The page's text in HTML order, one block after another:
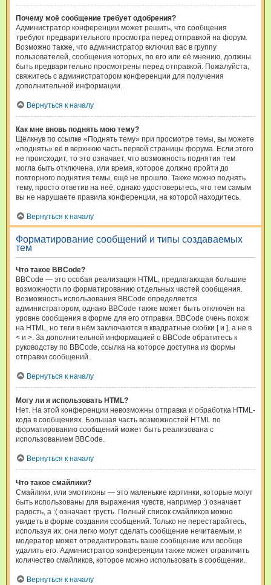
Почему моё сообщение требует одобрения?
Администратор конференции может решить, что сообщения
требуют предварительного просмотра перед отправкой на форум.
Возможно также, что администратор включил вас в группу
пользователей, сообщения которых, по его или её мнению, должны
быть предварительно просмотрены перед отправкой. Пожалуйста,
свяжитесь с администратором конференции для получения
дополнительной информации.
Вернуться к началу
Как мне вновь поднять мою тему?
Щёлкнув по ссылке «Поднять тему» при просмотре темы, вы можете
«поднять» её в верхнюю часть первой страницы форума. Если этого
не происходит, то это означает, что возможность поднятия тем
могла быть отключена, или время, которое должно пройти до
повторного поднятия темы, ещё не прошло. Также можно поднять
тему, просто ответив на неё, однако удостоверьтесь, что тем самым
вы не нарушаете правила конференции, на которой находитесь.
Вернуться к началу
Форматирование сообщений и типы создаваемых
тем
Что такое BBCode?
BBCode — это особая реализация HTML, предлагающая большие
возможности по форматированию отдельных частей сообщения.
Возможность использования BBCode определяется
администратором, однако BBCode также может быть отключён на
уровне сообщения в форме для его отправки. BBCode очень похож
на HTML, но теги в нём заключаются в квадратные скобки [ и ], а не в
< и >. За дополнительной информацией о BBCode обратитесь к
руководству по BBCode, ссылка на которое доступна из формы
отправки сообщений.
Вернуться к началу
Могу ли я использовать HTML?
Нет. На этой конференции невозможны отправка и обработка HTML-
кода в сообщениях. Большая часть возможностей HTML по
форматированию сообщений может быть реализована с
использованием BBCode.
Вернуться к началу
Что такое смайлики?
Смайлики, или эмотиконы — это маленькие картинки, которые могут
быть использованы для выражения чувств, например :) означает
радость, а :( означает грусть. Полный список смайликов можно
увидеть в форме создания сообщений. Только не перестарайтесь,
используя их: они легко могут сделать сообщение нечитаемым, и
модератор может отредактировать ваше сообщение или вообще
удалить его. Администратор конференции также может ограничить
количество смайликов, которое можно использовать в сообщении.
Вернуться к началу